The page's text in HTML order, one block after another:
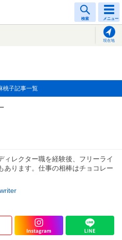
検索 メニュー
現在地
桃子記事一覧
ィレクター職を経験後、フリーライ
あります。仕事の相棒はチョコレー